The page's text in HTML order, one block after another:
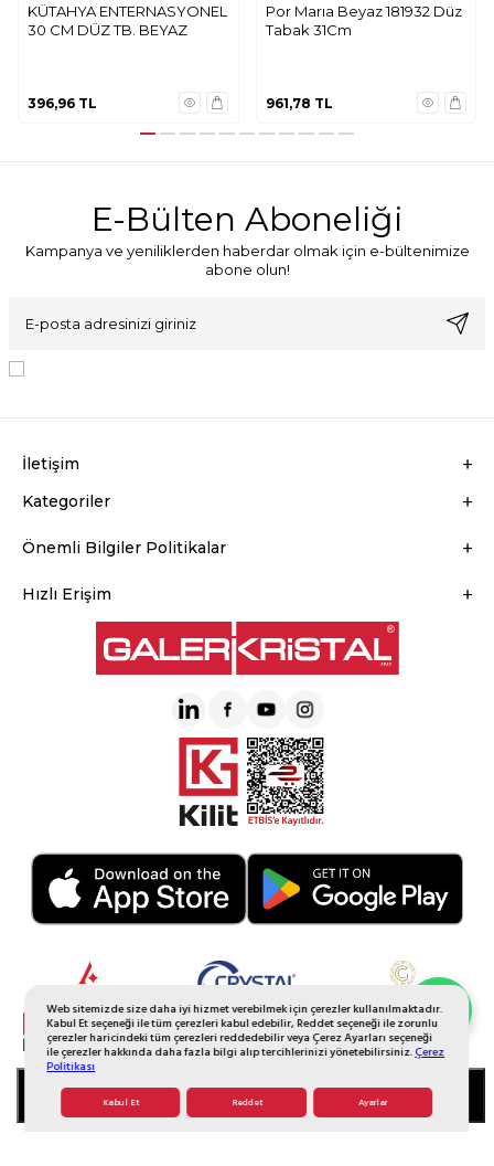
Web sitemizde size daha iyi hizmet verebilmek için çerezler kullanılmaktadır.
Kabul Et seçeneği ile tüm çerezleri kabul edebilir, Reddet seçeneği ile zorunlu
çerezler haricindeki tüm çerezleri reddedebilir veya Çerez Ayarları seçeneği
ile çerezler hakkında daha fazla bilgi alıp tercihlerinizi yönetebilirsiniz.Çerez
Politikası
Kabul Et Reddet Ayarlar
SEPETE EKLE
KÜTAHYA ENTERNASYONEL
30 CM DÜZ TB. BEYAZ
396,96 TL
Por Marıa Beyaz 181932 Düz
Tabak 31Cm
961,78 TL
E-Bülten Aboneliği
Kampanya ve yeniliklerden haberdar olmak için e-bültenimize
abone olun!
İletişim
Kategoriler
Önemli Bilgiler Politikalar
Hızlı Erişim
© 2026 Tüm Hakkı Saklıdır. Galerikristal.com.tr
Whatsapp Sipariş